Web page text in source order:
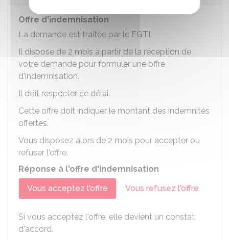
Offre d'indemnisation
La demande est traitée par le FGTI.
Il dispose de 2 mois à partir de la réception de
votre demande pour formuler une offre
d'indemnisation.
Il doit respecter ce délai.
Cette offre doit indiquer le montant des indemnités
offertes.
Vous disposez alors de 2 mois pour accepter ou
refuser l'offre.
Réponse à l'offre d'indemnisation
Vous acceptez l'offre
Vous refusez l'offre
Si vous acceptez l'offre, elle devient un constat
d'accord.